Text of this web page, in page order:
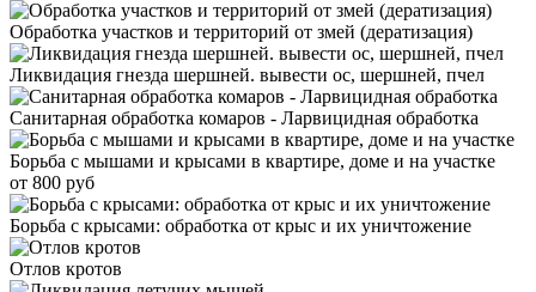
Обработка участков и территорий от змей (дератизация)
Ликвидация гнезда шершней. вывести ос, шершней, пчел
Санитарная обработка комаров - Ларвицидная обработка
Борьба с мышами и крысами в квартире, доме и на участке
от 800 руб
Борьба с крысами: обработка от крыс и их уничтожение
Отлов кротов